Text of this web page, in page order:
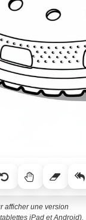
afficher une version
iPad et Android).